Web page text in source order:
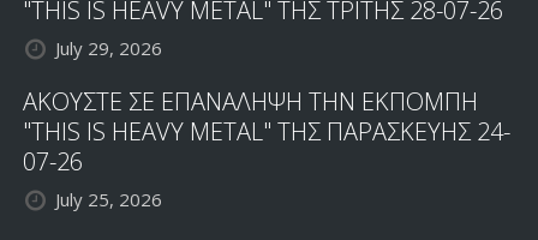
"THIS IS HEAVY METAL" ΤΗΣ ΤΡΙΤΗΣ 28-07-26
July 29, 2026
ΑΚΟΥΣΤΕ ΣΕ ΕΠΑΝΑΛΗΨΗ ΤΗΝ ΕΚΠΟΜΠΗ
"THIS IS HEAVY METAL" ΤΗΣ ΠΑΡΑΣΚΕΥΗΣ 24-
07-26
July 25, 2026